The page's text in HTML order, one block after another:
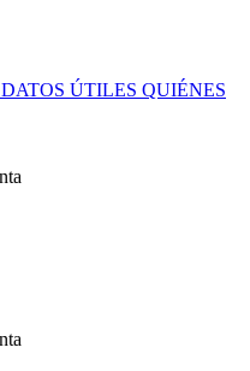
DATOS ÚTILES QUIÉNES